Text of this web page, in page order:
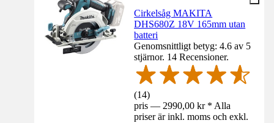
Cirkelsåg MAKITA
DHS680Z 18V 165mm utan
batteri
Genomsnittligt betyg: 4.6 av 5
stjärnor. 14 Recensioner.
(14)
pris — 2990,00 kr * Alla
priser är inkl. moms och exkl.